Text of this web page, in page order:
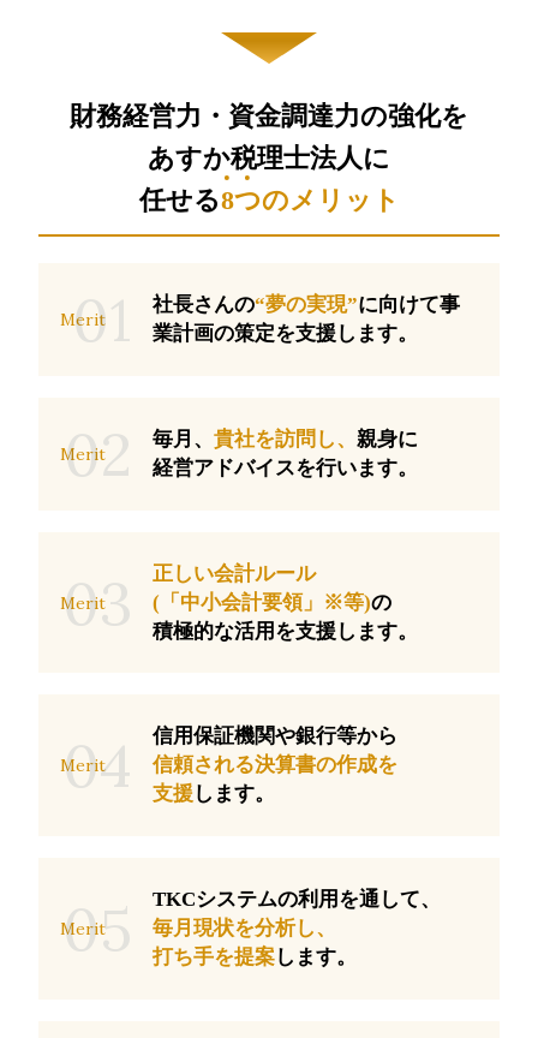
財務経営力・資金調達力の強化を
あすか税理士法人に
任せる8つのメリット
Merit
01 社長さんの“夢の実現”に向けて事
業計画の策定を支援します。
Merit
02 毎月、貴社を訪問し、 親身に
経営アドバイスを行います。
Merit
03
正しい会計ルール
(「中小会計要領」※等)の
積極的な活用を支援します。
Merit
04
信用保証機関や銀行等から
信頼される決算書の作成を
支援します。
Merit
05
TKCシステムの利用を通して、
毎月現状を分析し、
打ち手を提案します。